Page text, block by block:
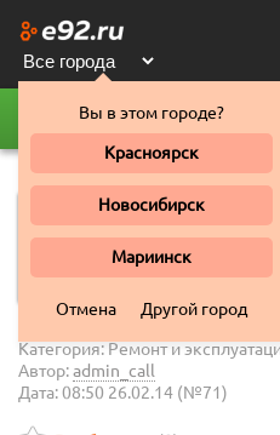
Вы в этом городе?
Красноярск
Новосибирск
Мариинск
Отмена Другой город
[ СКАЧАТЬ ]
system MME31501).pdf
0.52 MB
Категория: Ремонт и
Автор:admin_call
Дата: 08:50 26.02.14 (№71)